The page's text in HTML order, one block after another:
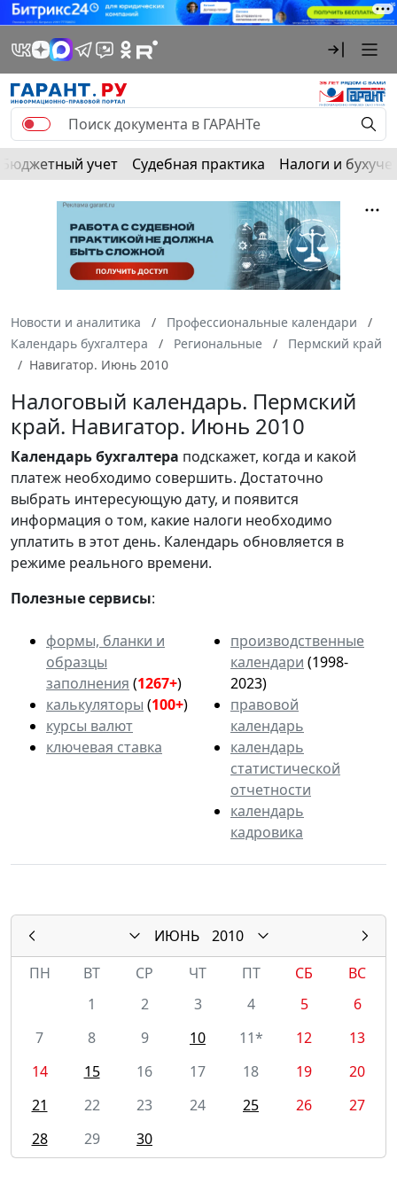
Бюджетный учет Судебная практика Налоги и
Новости и аналитика
Профессиональные календари
Календарь бухгалтера
Региональные
Пермский край
Навигатор. Июнь 2010
Налоговый календарь. Пермский
край. Навигатор. Июнь 2010
Календарьбухгалтера подскажет, когда и какой
платеж необходимо совершить. Достаточно
выбрать интересующую дату, и появится
информация о том, какие налоги необходимо
уплатить в этот день. Календарь обновляется в
режиме реального времени.
Полезные сервисы:
формы, бланки и
образцы
заполнения (1267+)
калькуляторы (100+)
курсы валют
ключевая ставка
производственные
календари (1998-
2023)
правовой
календарь
календарь
статистической
отчетности
календарь
кадровика
ИЮНЬ
2010
ПН
ВТ СР ЧТ ПТ СБ
ВС
1
2 3 4 5
6
7
8 9 10 11* 12
13
14
15 16 17 18 19
20
21
22 23 24 25 26
27
28
29 30